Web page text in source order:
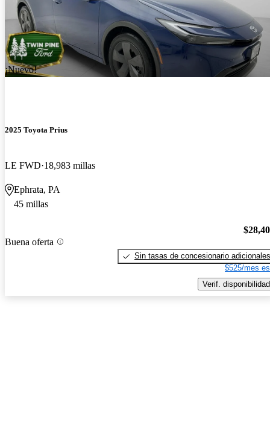
¡Nuevo!
2025 Toyota Prius
LE FWD 18,983 millas
Ephrata, PA
45 millas
Buena oferta
Sin tasas de concesionario adicionales
$525/mes
Verif. disponibilidad